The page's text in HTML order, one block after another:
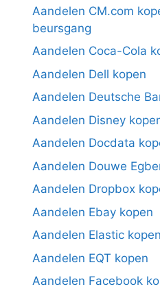
Aandelen CM.com
beursgang
Aandelen Coca-Cola
Aandelen Dell kopen
Aandelen Deutsche
Aandelen Disney
Aandelen Docdata
Aandelen Douwe
Aandelen Dropbox
Aandelen Ebay kopen
Aandelen Elastic kopen
Aandelen EQT kopen
Aandelen Facebook